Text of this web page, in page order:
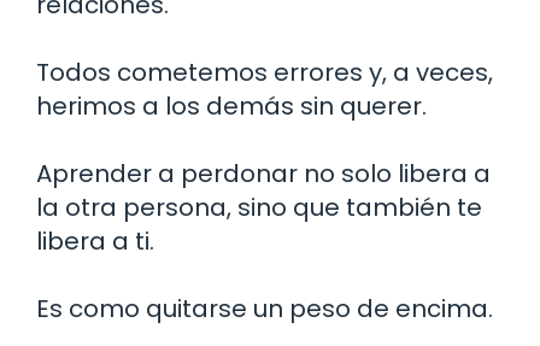
Todos cometemos errores y, a veces,
herimos a los demás sin querer.
Aprender a perdonar no solo libera a
la otra persona, sino que también te
libera a ti.
Es como quitarse un peso de encima.